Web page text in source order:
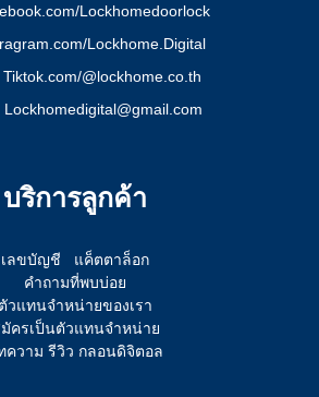
Lockhomedoorlock
Lockhome.Digital
@lockhome.co.th
Lockhomedigital@gmail.com
บริการลูกค้า
เลขบัญชี
แค็ตตาล็อก
คำถามที่พบบ่อย
ตัวแทนจำหน่ายของเรา
ครเป็นตัวแทนจำหน่าย
ความ รีวิว กลอนดิจิตอล